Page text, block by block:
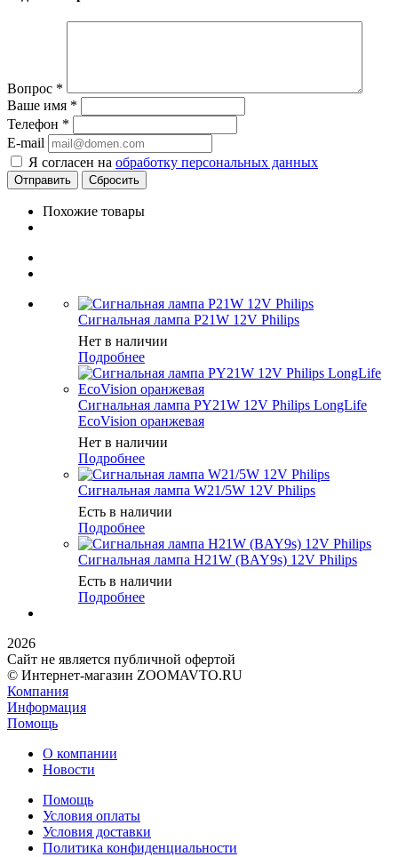
Вопрос *
Ваше имя *
Телефон *
E-mail
Я согласен на обработку персональных данных
Сбросить
Похожие товары
Сигнальная лампа P21W 12V Philips
Нет в наличии
Подробнее
Сигнальная лампа PY21W 12V Philips LongLife
EcoVision оранжевая
Нет в наличии
Подробнее
Сигнальная лампа W21/5W 12V Philips
Есть в наличии
Подробнее
Сигнальная лампа Н21W (BAY9s) 12V Philips
Есть в наличии
Подробнее
2026
Сайт не является публичной офертой
© Интернет-магазин ZOOMAVTO.RU
Компания
Информация
Помощь
О компании
Новости
Помощь
Условия оплаты
Условия доставки
Политика конфиденциальности